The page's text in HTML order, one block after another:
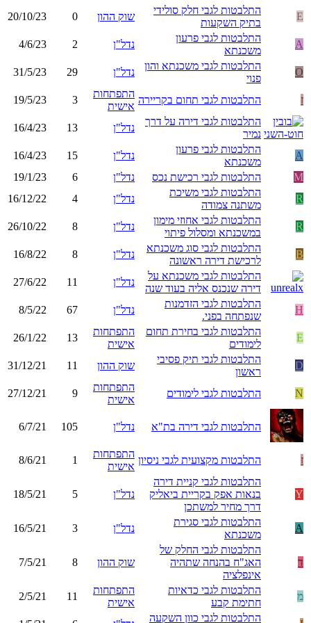
E
התלבטות לגבי חלק סולידי
בתיק השקעות
שוק ההון 0
20/10/23
A
התלבטות לגבי פרעון
משכנתא
נדל"ן 2
4/6/23
O
התלבטות לגבי משכנתא והון
פנוי
נדל"ן 29
31/5/23
ז התלבטות לגבי תחום בקריירה
התפתחות
אישית
3
19/5/23
התלבטות לגבי דירה על דרך
נמיר
נדל"ן 13
16/4/23
A
התלבטות לגבי פרעון
משכנתא
נדל"ן 15
16/4/23
M
התלבטות לגבי רכישת נכס נדל"ן 6
19/1/23
R
התלבטות לגבי משיכת
משתנה צמודה
נדל"ן 4
16/12/22
R
התלבטות לגבי אחוזי מימון
במשכנתא ומסלול פיתוי
נדל"ן 8
26/10/22
B
התלבטות לגבי סוג משכנתא
לרכישת דירה ראשונה
נדל"ן 8
16/8/22
התלבטות לגבי משכנתא על
דירה שנכנס אליה בעוד שנה
נדל"ן 11
27/6/22
H
התלבטות לגבי הזדמנות
שנפתחה בפני.
נדל"ן 67
8/5/22
E
התלבטות לגבי בחירת תחום
לימודים
התפתחות
אישית
13
26/1/22
D
התלבטות לגבי תיק פסיבי
ראשון
שוק ההון 11
31/12/21
N התלבטות לגבי לימודים
התפתחות
אישית
9
27/12/21
התלבטות לגבי דירה בת"א נדל"ן 105
6/7/21
ז התלבטות מקצועית לגבי ניסיון
התפתחות
אישית
1
8/6/21
Y
התלבטות לגבי קניית דירה
בנאות אפק בקריית ביאליק
דרך מחיר למשתכן
נדל"ן 5
18/5/21
A
התלבטות לגבי סגירת
משכנתא
נדל"ן 3
16/5/21
ד
התלבטות לגבי החלק של
האג"ח בהנחה שתהיה
אינפלציה
שוק ההון 8
7/5/21
מ
התלבטות לגבי כדאיות
חתימת קבע
התפתחות
אישית
11
2/5/21
התלבטות לגבי כוון השקעה